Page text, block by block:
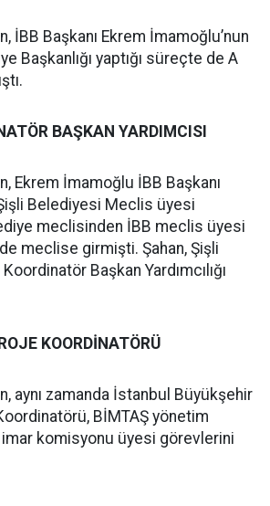
İBB Başkanı Ekrem İmamoğlu’nun
Başkanlığı yaptığı süreçte de A
BAŞKAN YARDIMCISI
Ekrem İmamoğlu İBB Başkanı
Belediyesi Meclis üyesi
meclisinden İBB meclis üyesi
meclise girmişti. Şahan, Şişli
Başkan Yardımcılığı
KOORDİNATÖRÜ
aynı zamanda İstanbul Büyükşehir
BİMTAŞ yönetim
imar komisyonu üyesi görevlerini